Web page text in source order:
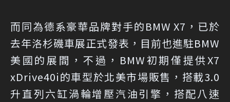
而同為德系豪華品牌對手的BMW X7，已於
去年洛杉磯車展正式發表，目前也進駐BMW
美國的展間，不過，BMW初期僅提供X7
xDrive40i的車型於北美市場販售，搭載3.0
升直列六缸渦輪增壓汽油引擎，搭配八速